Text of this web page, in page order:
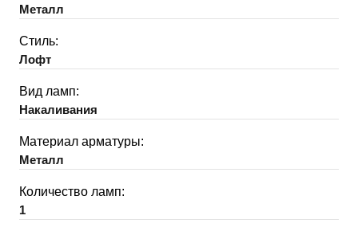
Металл
Стиль:
Лофт
Вид ламп:
Накаливания
Материал арматуры:
Металл
Количество ламп:
1